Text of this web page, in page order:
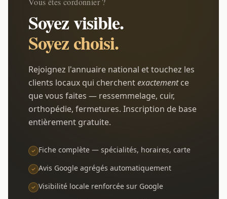
Soyez visible.
Soyez choisi.
Rejoignez l'annuaire national et touchez les
clients locaux qui cherchentexactementce
que vous faites — ressemmelage, cuir,
orthopédie, fermetures. Inscription de base
entièrement gratuite.
Fiche complète — spécialités, horaires, carte
Avis Google agrégés automatiquement
Visibilité locale renforcée sur Google